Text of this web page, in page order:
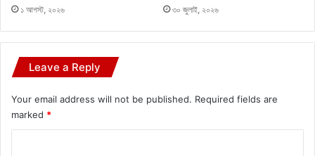
১ আগস্ট, ২০২৬ ৩০ জুলাই, ২০২৬
Leave a Reply
Your email address will not be published. Required fields are
marked *